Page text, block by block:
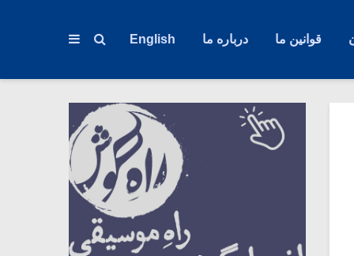
قوانین ما درباره ما English